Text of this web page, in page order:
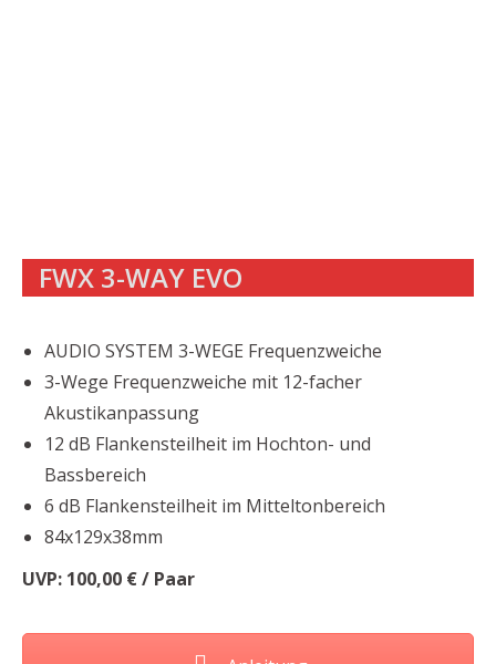
FWX 3-WAY EVO
AUDIO SYSTEM 3-WEGE Frequenzweiche
3-Wege Frequenzweiche mit 12-facher
Akustikanpassung
12 dB Flankensteilheit im Hochton- und
Bassbereich
6 dB Flankensteilheit im Mitteltonbereich
84x129x38mm
UVP: 100,00 € / Paar